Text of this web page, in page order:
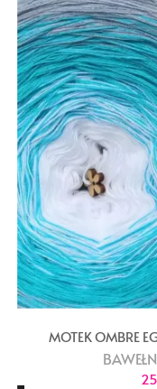
MOTEK OMBRE